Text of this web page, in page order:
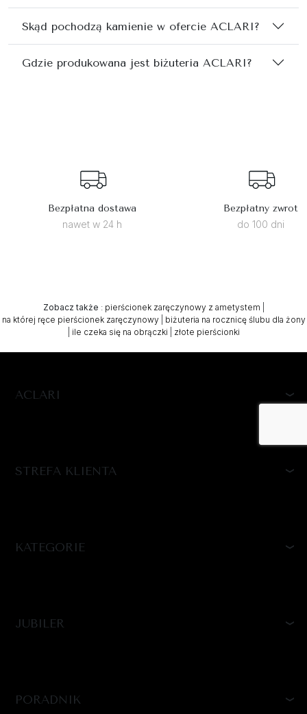
Skąd pochodzą kamienie w ofercie ACLARI?
Gdzie produkowana jest biżuteria ACLARI?
Bezpłatna dostawa
nawet w 24 h
Bezpłatny zwrot
do 100 dni
Zobacz także : pierścionek zaręczynowy z ametystem
na której ręce pierścionek zaręczynowy| biżuteria na rocznicę ślubu dla żony
ile czeka się na obrączki złote pierścionki
ACLARI
STREFA KLIENTA
KATEGORIE
JUBILER
PORADNIK